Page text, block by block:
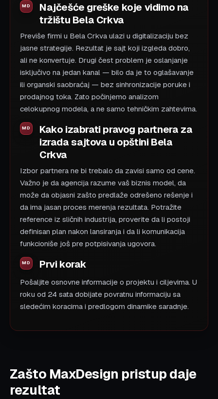
Najčešće greške koje vidimo na
tržištu Bela Crkva
Previše firmi u Bela Crkva ulazi u digitalizaciju bez
jasne strategije. Rezultat je sajt koji izgleda dobro,
ali ne konvertuje. Drugi čest problem je oslanjanje
isključivo na jedan kanal — bilo da je to oglašavanje
ili organski saobraćaj — bez sinhronizacije poruke i
prodajnog toka. Zato počinjemo analizom
celokupnog modela, a ne samo tehničkim zahtevima.
Kako izabrati pravog partnera za
izrada sajtova u opštini Bela
Crkva
Izbor partnera ne bi trebalo da zavisi samo od cene.
Važno je da agencija razume vaš biznis model, da
može da objasni zašto predlaže odrešeno rešenje i
da ima jasan proces merenja rezultata. Potražite
reference iz sličnih industrija, proverite da li postoji
definisan plan nakon lansiranja i da li komunikacija
funkcioniše još pre potpisivanja ugovora.
Prvi korak
Pošaljite osnovne informacije o projektu i ciljevima. U
roku od 24 sata dobijate povratnu informaciju sa
sledećim koracima i predlogom dinamike saradnje.
Zašto MaxDesign pristup daje
rezultat